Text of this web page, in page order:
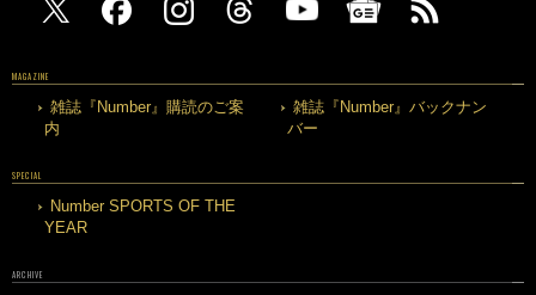
MAGAZINE
雑誌『Number』購読のご案
内
雑誌『Number』バックナン
バー
SPECIAL
Number SPORTS OF THE
YEAR
ARCHIVE